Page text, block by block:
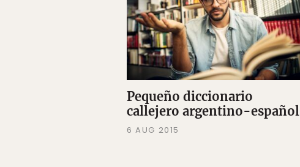
Pequeño diccionario
callejero argentino-español
6 AUG 2015